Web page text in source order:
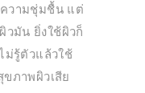
วามชุ่มชื้น แต่
มัน ยิ่งใช้ผิวก็
ม่รู้ตัวแล้วใช้
ภาพผิวเสีย